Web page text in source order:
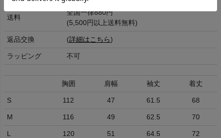
送料
全国一律880円
(5,500円以上送料無料)
返品交換 (詳細はこちら)
ラッピング 不可
胸囲 肩幅 袖丈 着丈
S 112 47 61.5 68
M 116 49 62.5 70
L 120 51 64.5 72